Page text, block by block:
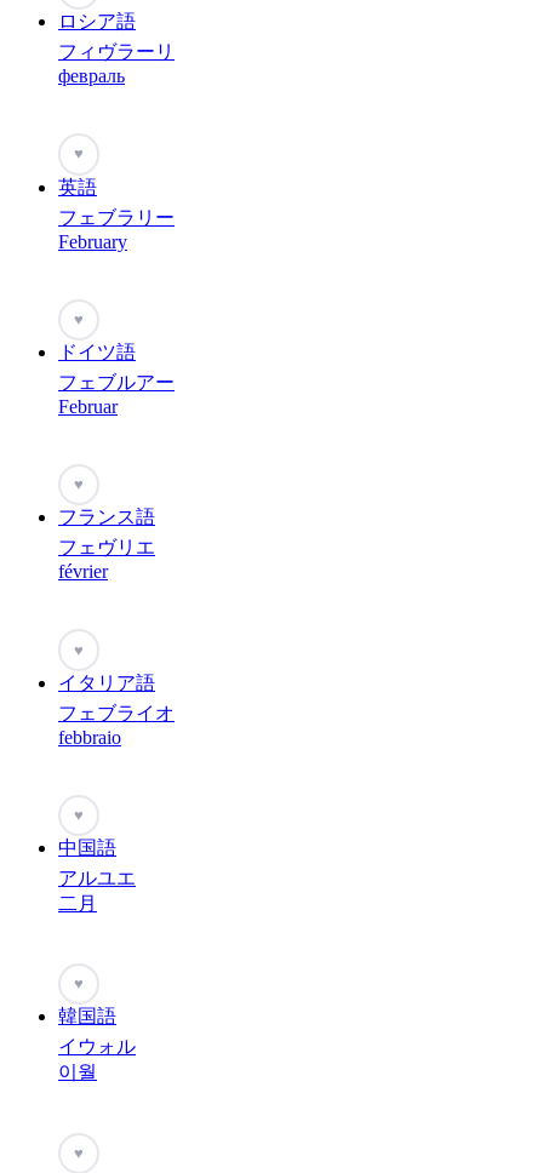
ロシア語
フィヴラーリ
февраль
♥
英語
フェブラリー
February
♥
ドイツ語
フェブルアー
Februar
♥
フランス語
フェヴリエ
février
♥
イタリア語
フェブライオ
febbraio
♥
中国語
アルユエ
二月
♥
韓国語
イウォル
이월
♥